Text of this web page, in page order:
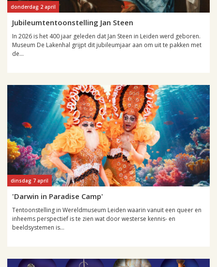
donderdag 2 april
Jubileumtentoonstelling Jan Steen
In 2026 is het 400 jaar geleden dat Jan Steen in Leiden werd geboren.
Museum De Lakenhal grijpt dit jubileumjaar aan om uit te pakken met
de...
dinsdag 7 april
'Darwin in Paradise Camp'
Tentoonstelling in Wereldmuseum Leiden waarin vanuit een queer en
inheems perspectief is te zien wat door westerse kennis- en
beeldsystemen is...